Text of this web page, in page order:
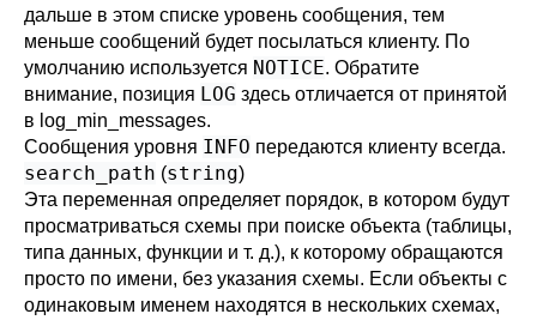
дальше в этом списке уровень сообщения, тем
меньше сообщений будет посылаться клиенту. По
умолчанию используется NOTICE. Обратите
внимание, позиция LOG здесь отличается от принятой
в log_min_messages.
Сообщения уровня INFO передаются клиенту всегда.
search_path (string)
Эта переменная определяет порядок, в котором будут
просматриваться схемы при поиске объекта (таблицы,
типа данных, функции и т. д.), к которому обращаются
просто по имени, без указания схемы. Если объекты с
одинаковым именем находятся в нескольких схемах,